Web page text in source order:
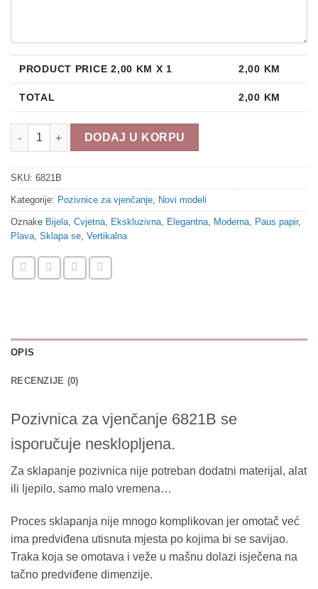
PRODUCT PRICE2,00 KM X 1 2,00 KM
TOTAL 2,00 KM
Pozivnica za vjenčanje 6821B količina
DODAJ U KORPU
SKU: 6821B
Kategorije: Pozivnice za vjenčanje, Novi modeli
Oznake Bijela, Cvjetna, Ekskluzivna, Elegantna, Moderna, Paus papir,
Plava, Sklapa se, Vertikalna
OPIS
RECENZIJE (0)
Pozivnica za vjenčanje 6821B se
isporučuje nesklopljena.
Za sklapanje pozivnica nije potreban dodatni materijal, alat
ili ljepilo, samo malo vremena…
Proces sklapanja nije mnogo komplikovan jer omotač već
ima predviđena utisnuta mjesta po kojima bi se savijao.
Traka koja se omotava i veže u mašnu dolazi isječena na
tačno predviđene dimenzije.